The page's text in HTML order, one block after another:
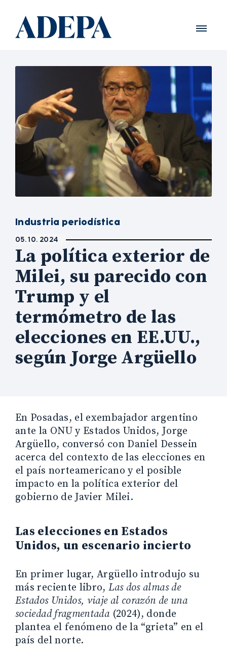
Industria periodística
05. 10. 2024
La política exterior de
Milei, su parecido con
Trump y el
termómetro de las
elecciones en EE.UU.,
según Jorge Argüello
En Posadas, el exembajador argentino
ante la ONU y Estados Unidos, Jorge
Argüello, conversó con Daniel Dessein
acerca del contexto de las elecciones en
el país norteamericano y el posible
impacto en la política exterior del
gobierno de Javier Milei.
Las elecciones en Estados
Unidos, un escenario incierto
En primer lugar, Argüello introdujo su
más reciente libro, Las dos almas de
Estados Unidos, viaje al corazón de una
sociedad fragmentada (2024), donde
plantea el fenómeno de la “grieta” en el
país del norte.